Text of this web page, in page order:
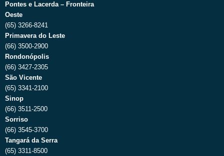
Pontes e Lacerda – Fronteira
Oeste
(65) 3266-8241
Primavera do Leste
(66) 3500-2900
Rondonópolis
(66) 3427-2305
São Vicente
(65) 3341-2100
Sinop
(66) 3511-2500
Sorriso
(66) 3545-3700
Tangará da Serra
(65) 3311-8500